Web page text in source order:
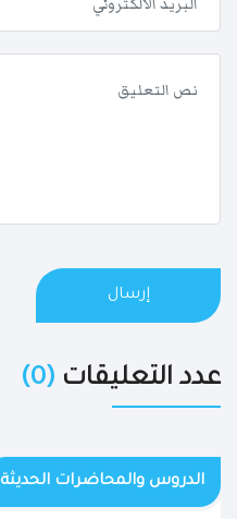
إرسال
عدد التعليقات (0)
الدروس والمحاضرات الحديثة